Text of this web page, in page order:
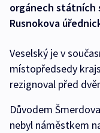
orgánech státních
Rusnokova
Veselský je v
místopředsedy
rezignoval před
Důvodem
nebyl náměstkem